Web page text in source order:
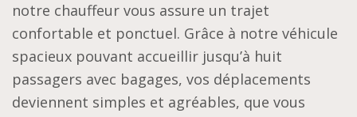
notre chauffeur vous assure un trajet
confortable et ponctuel. Grâce à notre véhicule
spacieux pouvant accueillir jusqu’à huit
passagers avec bagages, vos déplacements
deviennent simples et agréables, que vous